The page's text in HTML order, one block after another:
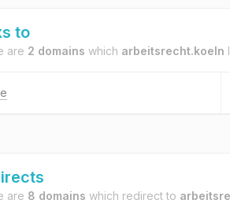
to
are 2 domains which arbeitsrecht.koeln
are 8 domains which redirect to